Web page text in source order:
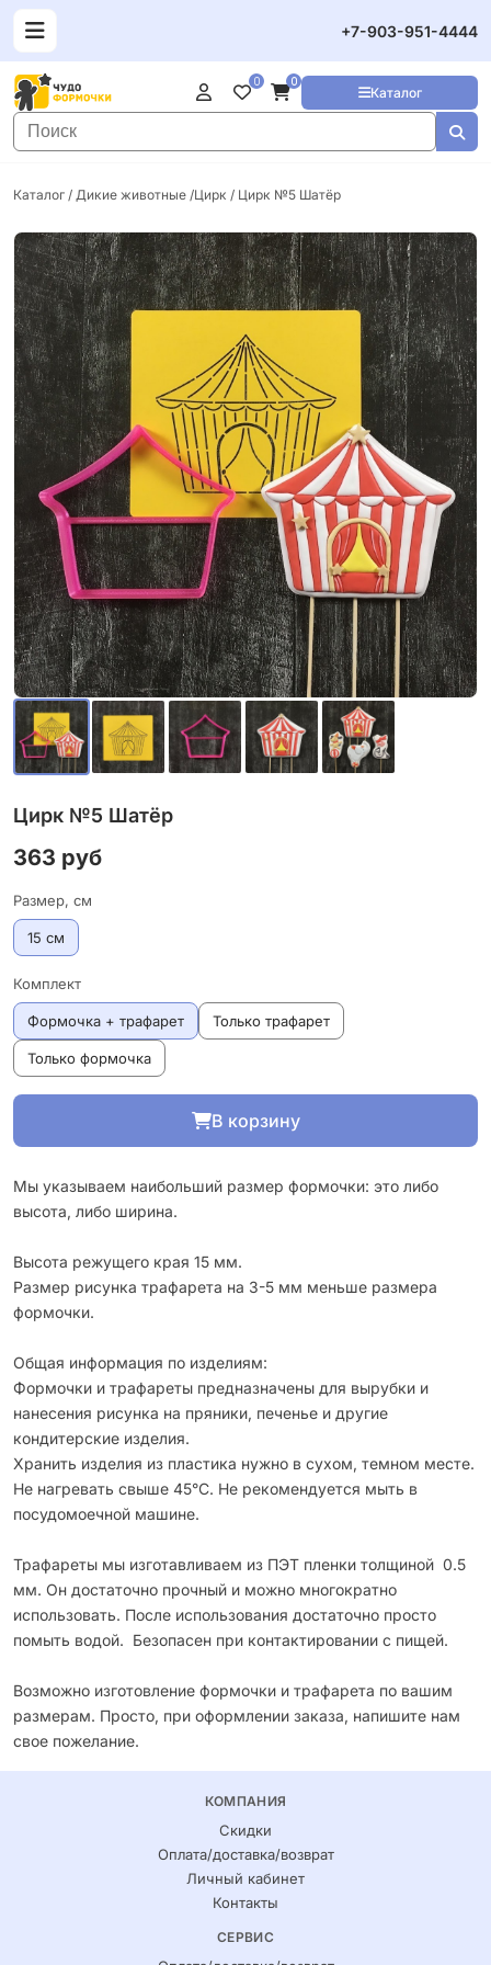
+7-903-951-4444
Каталог
0 0
Каталог / Дикие животные /Цирк / Цирк №5 Шатёр
Цирк №5 Шатёр
363 руб
Размер, см
15 см
Комплект
Формочка + трафарет Только трафарет
Только формочка
В корзину
Мы указываем наибольший размер формочки: это либо
высота, либо ширина.
Высота режущего края 15 мм.
Размер рисунка трафарета на 3-5 мм меньше размера
формочки.
Общая информация по изделиям:
Формочки и трафареты предназначены для вырубки и
нанесения рисунка на пряники, печенье и другие
кондитерские изделия.
Хранить изделия из пластика нужно в сухом, темном месте.
Не нагревать свыше 45°С. Не рекомендуется мыть в
посудомоечной машине.
Трафареты мы изготавливаем из ПЭТ пленки толщиной 0.5
мм. Он достаточно прочный и можно многократно
использовать. После использования достаточно просто
помыть водой. Безопасен при контактировании с пищей.
Возможно изготовление формочки и трафарета по вашим
размерам. Просто, при оформлении заказа, напишите нам
свое пожелание.
КОМПАНИЯ
Скидки
Оплата/доставка/возврат
Личный кабинет
Контакты
СЕРВИС